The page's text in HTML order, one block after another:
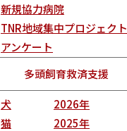
新規協力病院
TNR地域集中プロジェクト
アンケート
多頭飼育救済支援
犬
猫
2026年
2025年